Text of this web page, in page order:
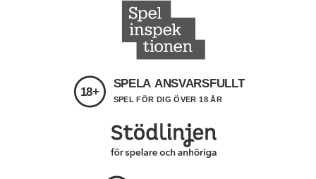
18+
SPELA ANSVARSFULLT
SPEL FÖR DIG ÖVER 18 ÅR